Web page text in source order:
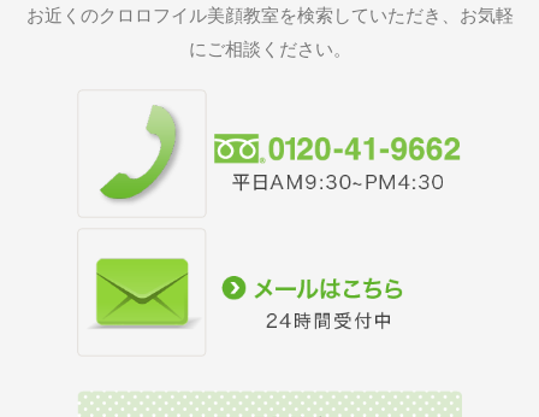
お近くのクロロフイル美顔教室を検索していただき、お気軽
にご相談ください。